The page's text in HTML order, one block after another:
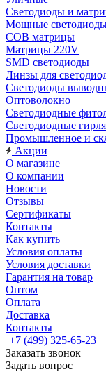
Светодиоды и
Мощные
COB матрицы
Матрицы 220V
SMD светодиоды
Линзы для
Светодиоды
Оптоволокно
Светодиодные
Светодиодные
Промышленное и
Акции
О магазине
О компании
Новости
Отзывы
Сертификаты
Контакты
Как купить
Условия оплаты
Условия доставки
Гарантия на товар
Оптом
Оплата
Доставка
Контакты
+7 (499) 325-65-23
Заказать звонок
Задать вопрос